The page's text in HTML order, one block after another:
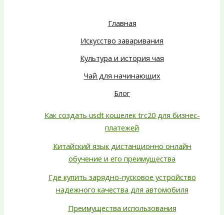
Главная
Искусство заваривания
Культура и история чая
Чай для начинающих
Блог
Как создать usdt кошелек trc20 для бизнес-
платежей
Китайский язык дистанционно онлайн
обучение и его преимущества
Где купить зарядно-пусковое устройство
надежного качества для автомобиля
Преимущества использования